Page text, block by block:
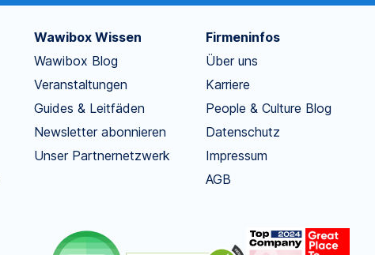
Wawibox Wissen
Wawibox Blog
Veranstaltungen
Guides & Leitfäden
Newsletter abonnieren
Unser Partnernetzwerk
Firmeninfos
Über uns
Karriere
People & Culture Blog
Datenschutz
Impressum
AGB